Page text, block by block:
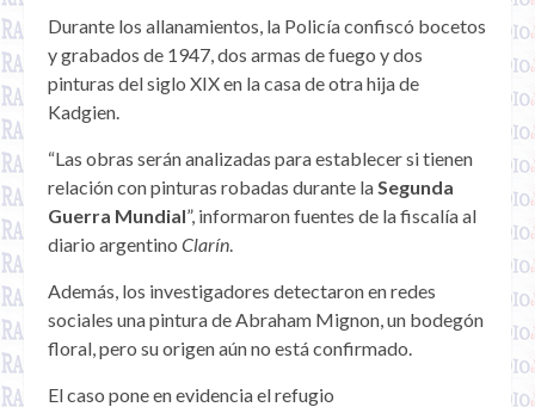
Durante los allanamientos, la Policía confiscó bocetos
y grabados de 1947, dos armas de fuego y dos
pinturas del siglo XIX en la casa de otra hija de
Kadgien.
“Las obras serán analizadas para establecer si tienen
relación con pinturas robadas durante laSegunda
Guerra Mundial”, informaron fuentes de la fiscalía al
diario argentino Clarín.
Además, los investigadores detectaron en redes
sociales una pintura de Abraham Mignon, un bodegón
floral, pero su origen aún no está confirmado.
El caso pone en evidencia el refugio